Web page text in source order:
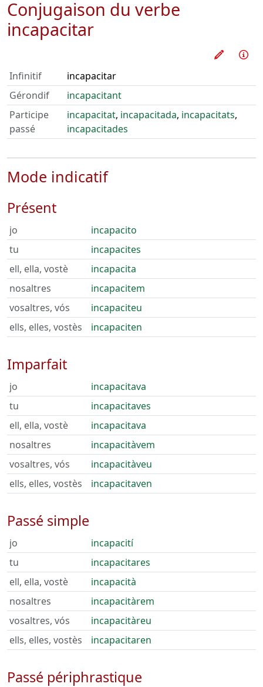
Conjugaison du verbe
incapacitar
Infinitif
incapacitar
Gérondif
incapacitant
Participe
passé
incapacitat, incapacitada, incapacitats,
incapacitades
Mode indicatif
Présent
jo
incapacito
tu
incapacites
ell, ella, vostè
incapacita
nosaltres
incapacitem
vosaltres, vós
incapaciteu
ells, elles, vostès
incapaciten
Imparfait
jo
incapacitava
tu
incapacitaves
ell, ella, vostè
incapacitava
nosaltres
incapacitàvem
vosaltres, vós
incapacitàveu
ells, elles, vostès
incapacitaven
Passé simple
jo
incapacití
tu
incapacitares
ell, ella, vostè
incapacità
nosaltres
incapacitàrem
vosaltres, vós
incapacitàreu
ells, elles, vostès
incapacitaren
Passé périphrastique